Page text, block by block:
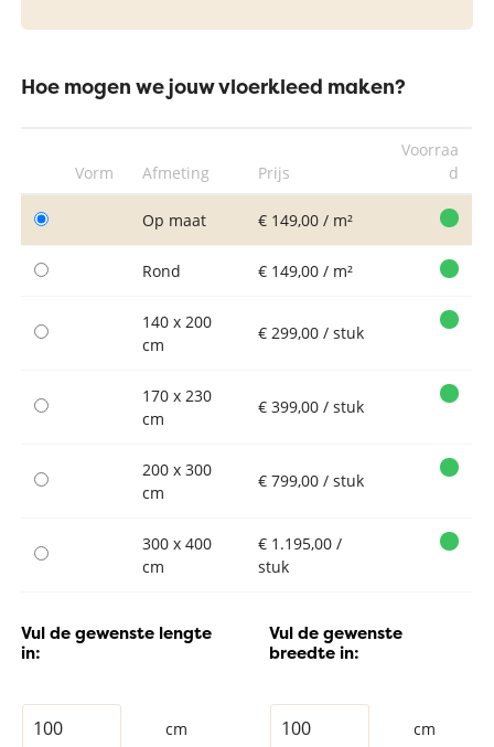
Hoe mogen we jouw vloerkleed maken?
Vorm Afmeting Prijs
Voorraa
d
Op maat € 149,00 / m²
Rond € 149,00 / m²
140 x 200
cm
€ 299,00 / stuk
170 x 230
cm
€ 399,00 / stuk
200 x 300
cm
€ 799,00 / stuk
300 x 400
cm
€ 1.195,00 /
stuk
Vul de gewenste lengte
in:
cm
Vul de gewenste
breedte in:
cm